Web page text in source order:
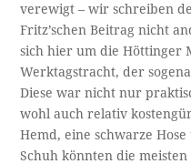
verewigt – wir schreiben
Fritz’schen Beitrag nicht
sich hier um die Höttinger
Werktagstracht, der
Diese war nicht nur
wohl auch relativ
Hemd, eine schwarze
Schuh könnten die